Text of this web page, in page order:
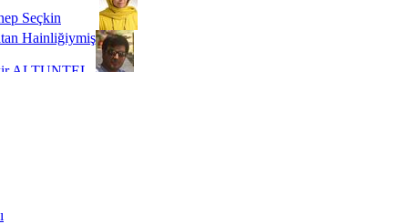
Seçkin
Hainliğiymiş
ALTUNTEL
Süre De Olsa Burdayız
ŞENEL
Kalmadı Üstadım!